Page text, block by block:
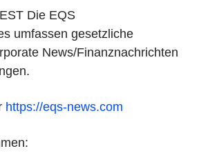
Die EQS
umfassen gesetzliche
News/Finanznachrichten
https://eqs-news.com